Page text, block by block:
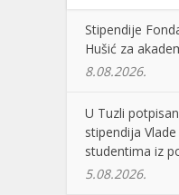
Stipendije
Hušić za
8.08.2026.
U Tuzli
stipendija
studentima iz
5.08.2026.